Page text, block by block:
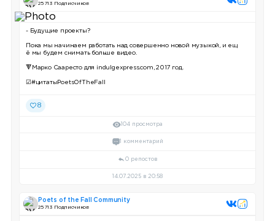
25 713 Подписчиков
- Будущие проекты?
Пока мы начинаем работать над совершенно новой музыкой, и ещ
ё мы будем снимать больше видео.
🔻Марко Сааресто для indulgexpress.com, 2017 год.
☑#цитатыPoetsOfTheFall
8
104 просмотра
1 комментарий
0 репостов
14.07.2025 в 20:58
Poets of the Fall Community
25 713 Подписчиков